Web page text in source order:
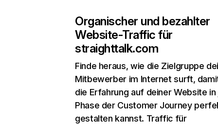
Organischer und bezahlter
Website-Traffic für
straighttalk.com
Finde heraus, wie die Zielgruppe
Mitbewerber im Internet surft,
die Erfahrung auf deiner Website
Phase der Customer Journey
gestalten kannst. Traffic für